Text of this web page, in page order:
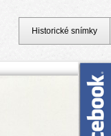
Historické snímky